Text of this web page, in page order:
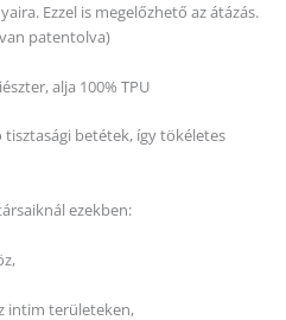
Ezzel is megelőzhető az átázás.
patentolva)
alja 100% TPU
betétek, így tökéletes
ezekben:
intim területeken,